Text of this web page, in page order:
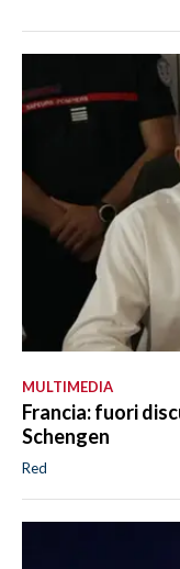
MULTIMEDIA
Francia: fuori
Schengen
Red